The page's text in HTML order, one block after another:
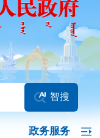
自治区信息
旗县区动态
智搜
政务服务